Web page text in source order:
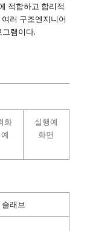
적합하고 합리적
러 구조엔지니어
램이다.
화
실행예
화면
래브